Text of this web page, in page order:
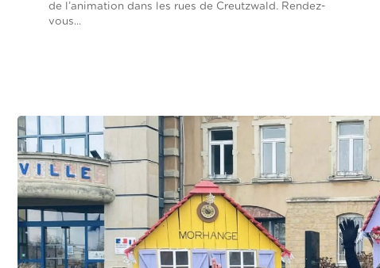
de l’animation dans les rues de Creutzwald. Rendez-
vous...